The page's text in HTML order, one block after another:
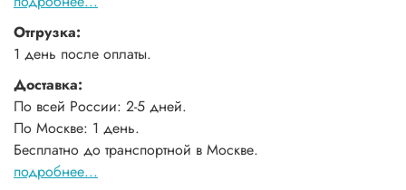
Отгрузка:
1 день после оплаты.
Доставка:
По всей России: 2-5 дней.
По Москве: 1 день.
Бесплатно до транспортной в Москве.
подробнее...